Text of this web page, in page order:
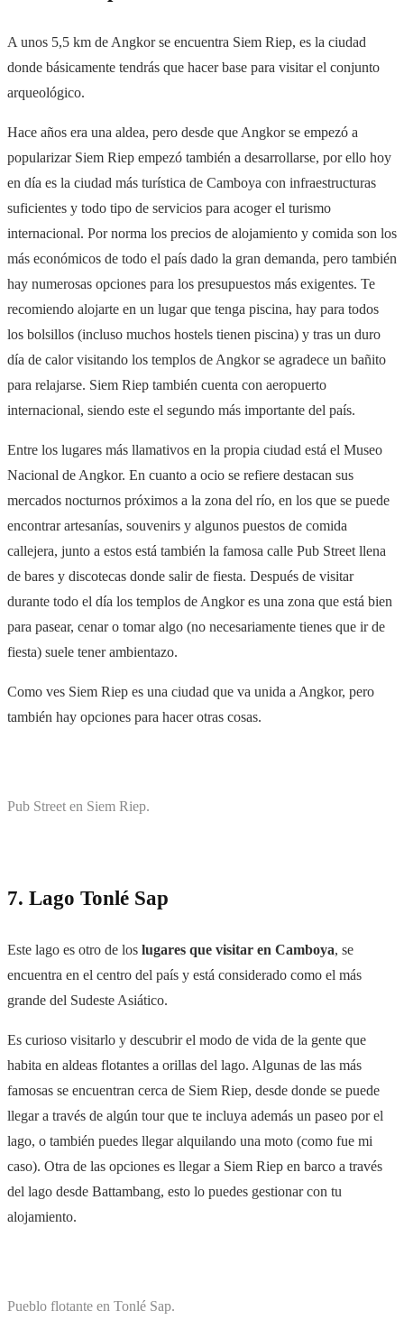
A unos 5,5 km de Angkor se encuentra Siem Riep, es la ciudad
donde básicamente tendrás que hacer base para visitar el conjunto
arqueológico.
Hace años era una aldea, pero desde que Angkor se empezó a
popularizar Siem Riep empezó también a desarrollarse, por ello hoy
en día es la ciudad más turística de Camboya con infraestructuras
suficientes y todo tipo de servicios para acoger el turismo
internacional. Por norma los precios de alojamiento y comida son los
más económicos de todo el país dado la gran demanda, pero también
hay numerosas opciones para los presupuestos más exigentes. Te
recomiendo alojarte en un lugar que tenga piscina, hay para todos
los bolsillos (incluso muchos hostels tienen piscina) y tras un duro
día de calor visitando los templos de Angkor se agradece un bañito
para relajarse. Siem Riep también cuenta con aeropuerto
internacional, siendo este el segundo más importante del país.
Entre los lugares más llamativos en la propia ciudad está el Museo
Nacional de Angkor. En cuanto a ocio se refiere destacan sus
mercados nocturnos próximos a la zona del río, en los que se puede
encontrar artesanías, souvenirs y algunos puestos de comida
callejera, junto a estos está también la famosa calle Pub Street llena
de bares y discotecas donde salir de fiesta. Después de visitar
durante todo el día los templos de Angkor es una zona que está bien
para pasear, cenar o tomar algo (no necesariamente tienes que ir de
fiesta) suele tener ambientazo.
Como ves Siem Riep es una ciudad que va unida a Angkor, pero
también hay opciones para hacer otras cosas.
Pub Street en Siem Riep.
7. Lago Tonlé Sap
Este lago es otro de los lugares que visitar en Camboya, se
encuentra en el centro del país y está considerado como el más
grande del Sudeste Asiático.
Es curioso visitarlo y descubrir el modo de vida de la gente que
habita en aldeas flotantes a orillas del lago. Algunas de las más
famosas se encuentran cerca de Siem Riep, desde donde se puede
llegar a través de algún tour que te incluya además un paseo por el
lago, o también puedes llegar alquilando una moto (como fue mi
caso). Otra de las opciones es llegar a Siem Riep en barco a través
del lago desde Battambang, esto lo puedes gestionar con tu
alojamiento.
Pueblo flotante en Tonlé Sap.